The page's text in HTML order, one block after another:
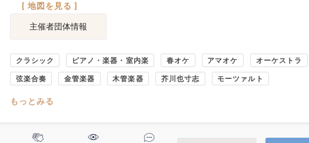
[ 地図を見る ]
主催者団体情報
クラシック ピアノ・楽器・室内楽 春オケ アマオケ オーケストラ
弦楽合奏 金管楽器 木管楽器 芥川也寸志 モーツァルト
もっとみる